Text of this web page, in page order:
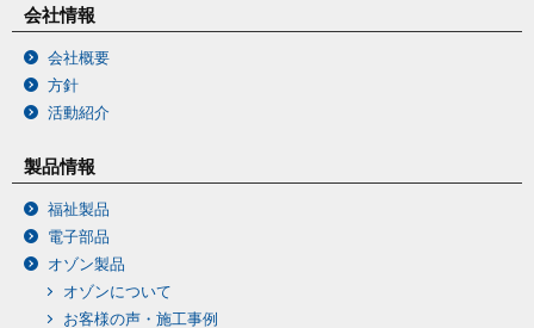
会社情報
会社概要
方針
活動紹介
製品情報
福祉製品
電子部品
オゾン製品
オゾンについて
お客様の声・施工事例